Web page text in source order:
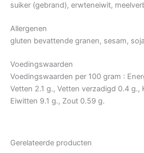
suiker (gebrand), erwteneiwit,
Allergenen
gluten bevattende granen, sesam, soja
Voedingswaarden
Voedingswaarden per 100 gram :
Vetten 2.1 g., Vetten verzadigd 0.4 g.,
Eiwitten 9.1 g., Zout 0.59 g.
Gerelateerde producten